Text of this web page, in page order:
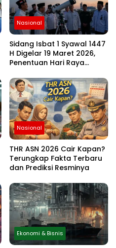
Nasional
Sidang Isbat 1 Syawal 1447
H Digelar 19 Maret 2026,
Penentuan Hari Raya
Rukyat Hilal
Nasional
THR ASN 2026 Cair Kapan?
Terungkap Fakta Terbaru
dan Prediksi Resminya
Ekonomi & Bisnis